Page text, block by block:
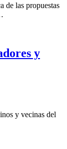
de las propuestas
y
y vecinas del